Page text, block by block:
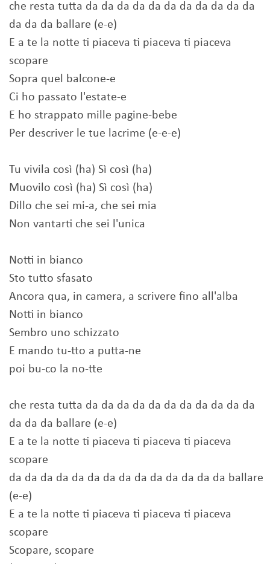
che resta tutta da da da da da da da da da da da
da da da ballare (e-e)
E a te la notte ti piaceva ti piaceva ti piaceva
scopare
Sopra quel balcone-e
Ci ho passato l'estate-e
E ho strappato mille pagine-bebe
Per descriver le tue lacrime (e-e-e)
Tu vivila così (ha) Sì così (ha)
Muovilo così (ha) Sì così (ha)
Dillo che sei mi-a, che sei mia
Non vantarti che sei l'unica
Notti in bianco
Sto tutto sfasato
Ancora qua, in camera, a scrivere fino all'alba
Notti in bianco
Sembro uno schizzato
E mando tu-tto a putta-ne
poi bu-co la no-tte
che resta tutta da da da da da da da da da da da
da da da ballare (e-e)
E a te la notte ti piaceva ti piaceva ti piaceva
scopare
da da da da da da da da da da da da da da ballare
(e-e)
E a te la notte ti piaceva ti piaceva ti piaceva
scopare
Scopare, scopare